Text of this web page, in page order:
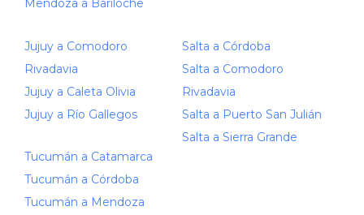
Mendoza a Bariloche
Jujuy a Comodoro
Rivadavia
Jujuy a Caleta Olivia
Jujuy a Río Gallegos
Tucumán a Catamarca
Tucumán a Córdoba
Tucumán a Mendoza
Salta a Córdoba
Salta a Comodoro
Rivadavia
Salta a Puerto San Julián
Salta a Sierra Grande